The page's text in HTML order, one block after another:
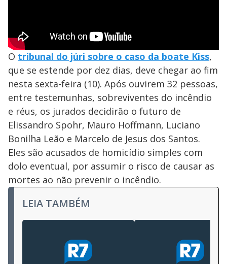
O tribunal do júri sobre o caso da boate Kiss,
que se estende por dez dias, deve chegar ao fim
nesta sexta-feira (10). Após ouvirem 32 pessoas,
entre testemunhas, sobreviventes do incêndio
e réus, os jurados decidirão o futuro de
Elissandro Spohr, Mauro Hoffmann, Luciano
Bonilha Leão e Marcelo de Jesus dos Santos.
Eles são acusados de homicídio simples com
dolo eventual, por assumir o risco de causar as
mortes ao não prevenir o incêndio.
LEIA TAMBÉM